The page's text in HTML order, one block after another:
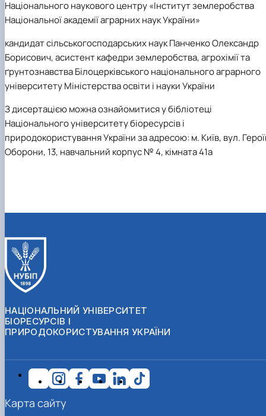
Національного наукового центру «Інститут землеробства
Національної академії аграрних наук України»
кандидат сільськогосподарських наук Панченко Олександр
Борисович, асистент кафедри землеробства, агрохімії та
ґрунтознавства Білоцерківського національного аграрного
університету Міністерства освіти і науки України
З дисертацією можна ознайомитися у бібліотеці
Національного університету біоресурсів і
природокористування України за адресою: м. Київ, вул.
Оборони, 13, навчальний корпус № 4, кімната 41а
НАЦІОНАЛЬНИЙ УНІВЕРСИТЕТ
БІОРЕСУРСІВ І
ПРИРОДОКОРИСТУВАННЯ УКРАЇНИ
Карта сайту